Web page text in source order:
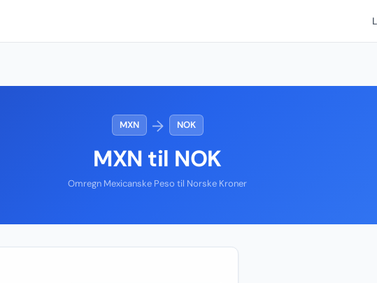
MXN → NOK
MXN til NOK
Omregn Mexicanske Peso til Norske Kroner